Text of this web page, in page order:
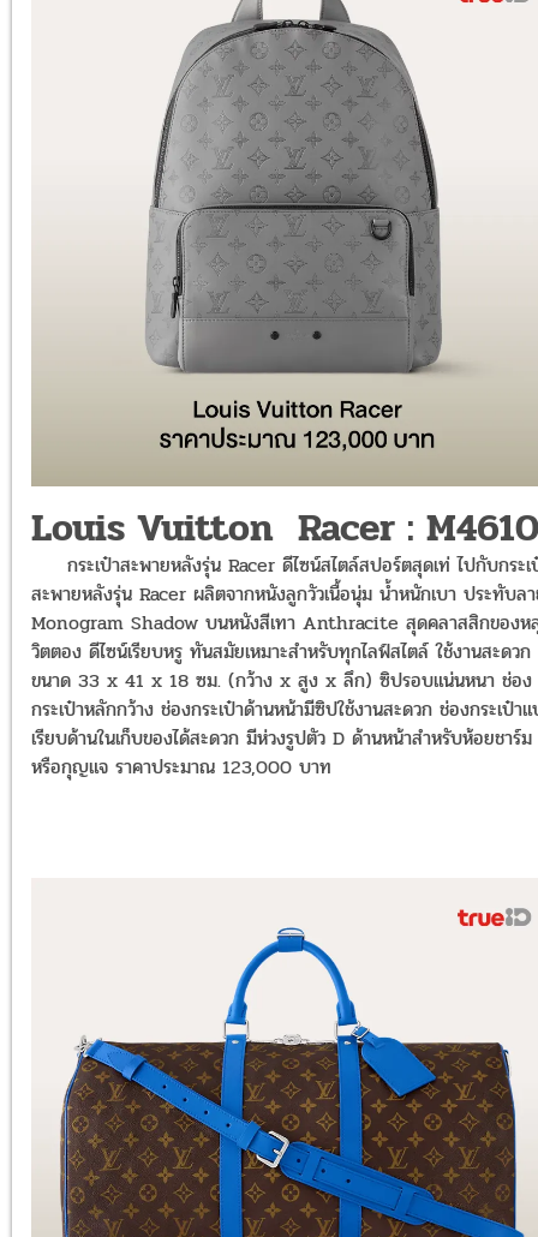
Louis Vuitton Racer :
กระเป๋าสะพายหลังรุ่น Racer ดีไซน์สไตล์สปอร์ตสุดเท่ ไปกับกระเ
สะพายหลังรุ่น Racer ผลิตจากหนังลูกวัวเนื้อนุ่ม น้ำหนักเบา ประทับล
Monogram Shadow บนหนังสีเทา Anthracite สุดคลาสสิกของห
วิตตอง ดีไซน์เรียบหรู ทันสมัยเหมาะสำหรับทุกไลฟ์สไตล์ ใช้งานสะดวก
ขนาด 33 x 41 x 18 ซม. (กว้าง x สูง x ลึก) ซิปรอบแน่นหนา ช่อง
กระเป๋าหลักกว้าง ช่องกระเป๋าด้านหน้ามีซิปใช้งานสะดวก ช่องกระเป๋า
เรียบด้านในเก็บของได้สะดวก มีห่วงรูปตัว D ด้านหน้าสำหรับห้อยชาร์ม
หรือกุญแจ ราคาประมาณ 123,000 บาท